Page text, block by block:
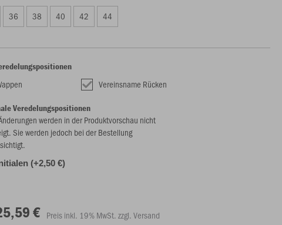
36 38 40 42 44
Vereinsname Rücken
Veredelungspositionen
werden in der Produktvorschau nicht
Sie werden jedoch bei der Bestellung
(+2,50 €)
€ Preis inkl. 19% MwSt. zzgl. Versand